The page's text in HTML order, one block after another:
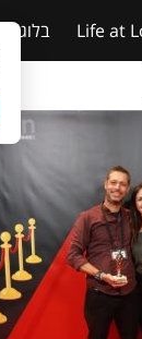
Life at בלוג